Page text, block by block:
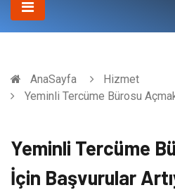
AnaSayfa
Hizmet
Yeminli Tercüme Bürosu
Yeminli Tercüme
İçin Başvurular